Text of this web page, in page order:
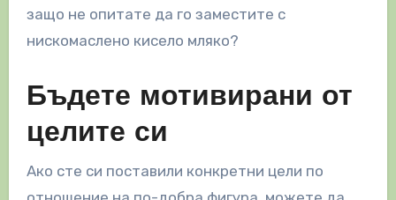
защо не опитате да го заместите с
нискомаслено кисело мляко?
Бъдете мотивирани от
целите си
Ако сте си поставили конкретни цели по